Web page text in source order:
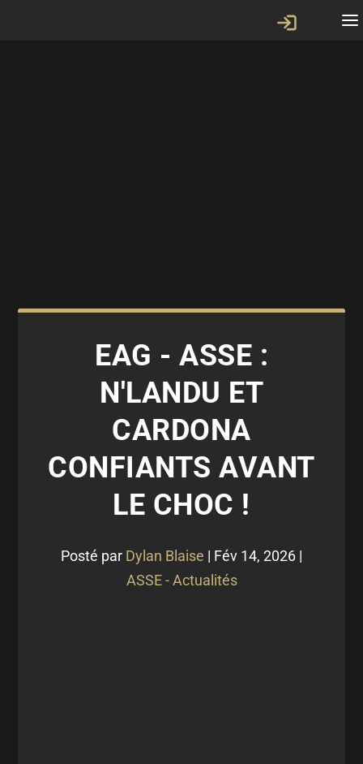
EAG - ASSE :
N'LANDU ET
CARDONA
CONFIANTS AVANT
LE CHOC !
Posté par Dylan Blaise | Fév 14, 2026 |
ASSE - Actualités